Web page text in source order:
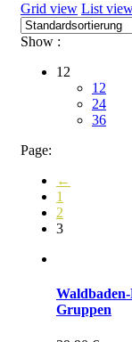
Grid view List
Show :
12
12
24
36
Page:
←
1
2
3
Gruppen